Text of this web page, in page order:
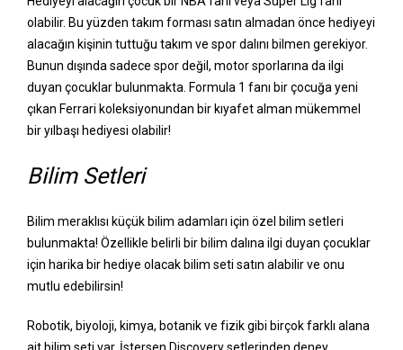
olabilir. Bu yüzden takım forması satın almadan önce hediyeyi
alacağın kişinin tuttuğu takım ve spor dalını bilmen gerekiyor.
Bunun dışında sadece spor değil, motor sporlarına da ilgi
duyan çocuklar bulunmakta. Formula 1 fanı bir çocuğa yeni
çıkan Ferrari koleksiyonundan bir kıyafet alman mükemmel
bir yılbaşı hediyesi olabilir!
Bilim Setleri
Bilim meraklısı küçük bilim adamları için özel bilim setleri
bulunmakta! Özellikle belirli bir bilim dalına ilgi duyan çocuklar
için harika bir hediye olacak bilim seti satın alabilir ve onu
mutlu edebilirsin!
Robotik, biyoloji, kimya, botanik ve fizik gibi birçok farklı alana